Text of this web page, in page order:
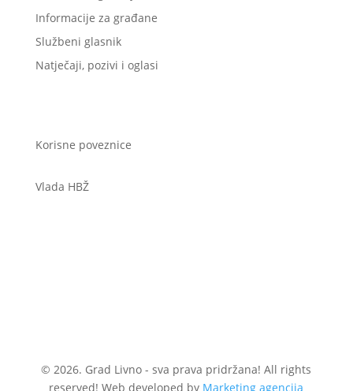
Informacije za građane
Službeni glasnik
Natječaji, pozivi i oglasi
Korisne poveznice
Vlada HBŽ
© 2026. Grad Livno - sva prava pridržana! All rights
reserved! Web developed by Marketing agencija